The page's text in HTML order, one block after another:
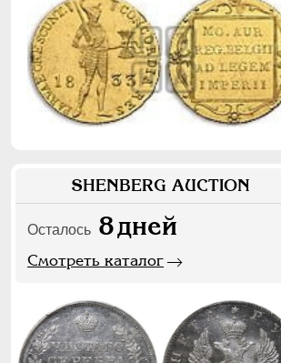
SHENBERG AUCTION
Осталось 8дней
Смотреть каталог